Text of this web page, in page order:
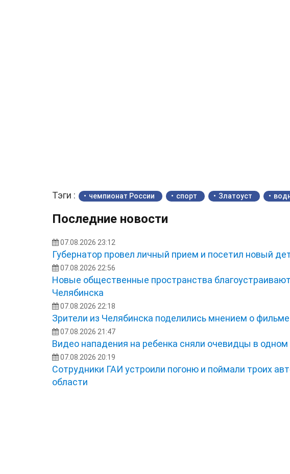
Тэги : чемпионат России спорт Златоуст
Последние новости
07.08.2026 23:12
Губернатор провел личный прием и посетил новый
07.08.2026 22:56
Новые общественные пространства
Челябинска
07.08.2026 22:18
Зрители из Челябинска поделились мнением о
07.08.2026 21:47
Видео нападения на ребенка сняли очевидцы в
07.08.2026 20:19
Сотрудники ГАИ устроили погоню и поймали троих
области